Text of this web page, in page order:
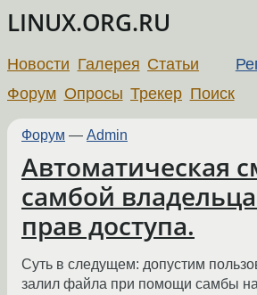
LINUX.ORG.RU
Новости Галерея Статьи
Форум Опросы Трекер Поиск
Форум — Admin
Автоматическая
самбой
прав доступа.
Суть в следущем: допустим
залил файла при помощи самбы